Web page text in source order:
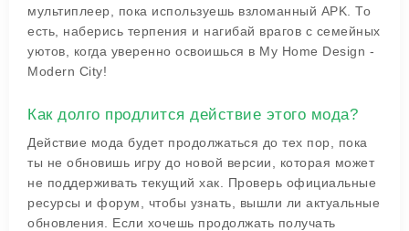
мультиплеер, пока используешь взломанный APK. То
есть, наберись терпения и нагибай врагов с семейных
уютов, когда уверенно освоишься в My Home Design -
Modern City!
Как долго продлится действие этого мода?
Действие мода будет продолжаться до тех пор, пока
ты не обновишь игру до новой версии, которая может
не поддерживать текущий хак. Проверь официальные
ресурсы и форум, чтобы узнать, вышли ли актуальные
обновления. Если хочешь продолжать получать